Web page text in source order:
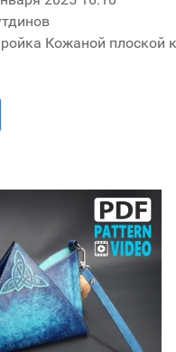
Кожаной плоской